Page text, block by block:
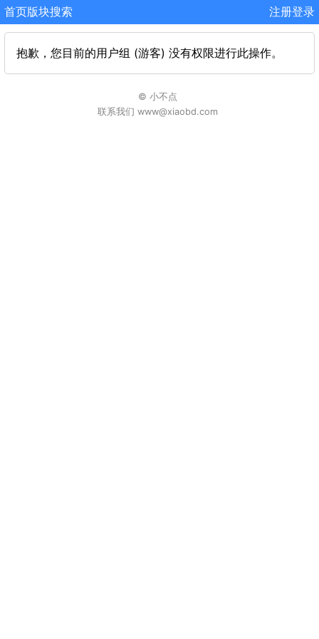
首页版块搜索 注册登录
抱歉，您目前的用户组 (游客) 没有权限进行此操作。
© 小不点
联系我们 www@xiaobd.com